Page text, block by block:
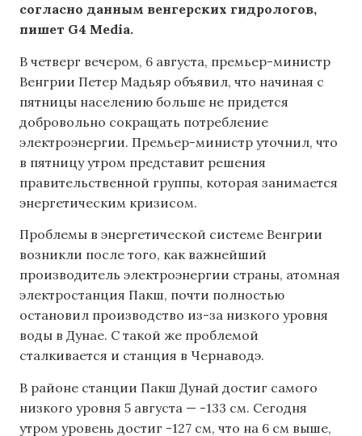
согласно данным венгерских гидрологов,
пишет G4 Media.
В четверг вечером, 6 августа, премьер-министр
Венгрии Петер Мадьяр объявил, что начиная с
пятницы населению больше не придется
добровольно сокращать потребление
электроэнергии. Премьер-министр уточнил, что
в пятницу утром представит решения
правительственной группы, которая занимается
энергетическим кризисом.
Проблемы в энергетической системе Венгрии
возникли после того, как важнейший
производитель электроэнергии страны, атомная
электростанция Пакш, почти полностью
остановил производство из-за низкого уровня
воды в Дунае. С такой же проблемой
сталкивается и станция в Чернаводэ.
В районе станции Пакш Дунай достиг самого
низкого уровня 5 августа — -133 см. Сегодня
утром уровень достиг -127 см, что на 6 см выше,